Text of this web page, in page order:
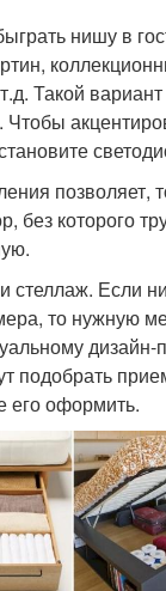
нишу в
Такой
Чтобы
позволяет,
без которого
стеллаж. Если
то нужную
дизайн-
подобрать
его оформить.